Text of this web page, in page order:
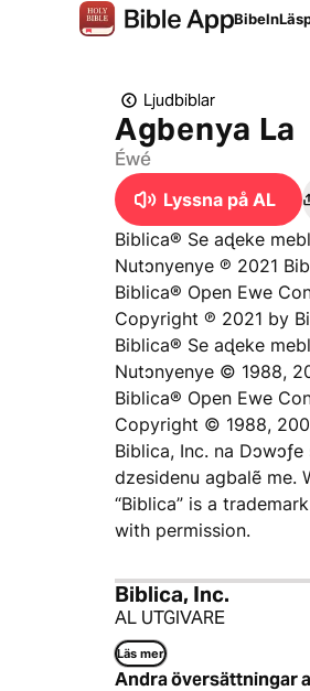
Bibeln
Ljudbiblar
Agbenya La
Éwé
Lyssna på AL
Biblica® Se aɖeke
Nutɔnyenye ℗ 2021
Biblica® Open Ewe
Copyright ℗ 2021 by
Biblica® Se aɖeke
Nutɔnyenye © 1988,
Biblica® Open Ewe
Copyright © 1988,
Biblica, Inc. na
dzesidenu agbalẽ me.
“Biblica” is a
with permission.
Biblica, Inc.
AL UTGIVARE
Läs mer
Andra översättningar